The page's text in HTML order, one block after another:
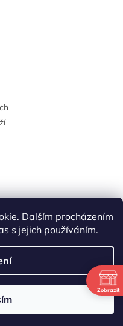
Dalším procházením
s jejich používáním.
čtvrtek-pátek od
Všechna práva vyhrazena.
Zobrazit